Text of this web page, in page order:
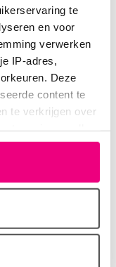
te
en voor
verwerken
IP-adres,
Deze
content te
te verkrijgen over
icoontje
is te vinden
om 11:47 uur
om 12:00 uur
dat heeft
Neem dan
Ik kan